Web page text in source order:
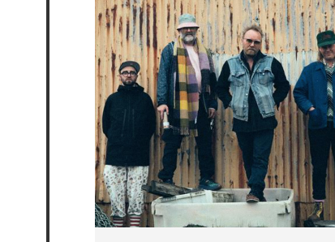
DATE
CONCERTS
05-2019
Jazz City
Turku